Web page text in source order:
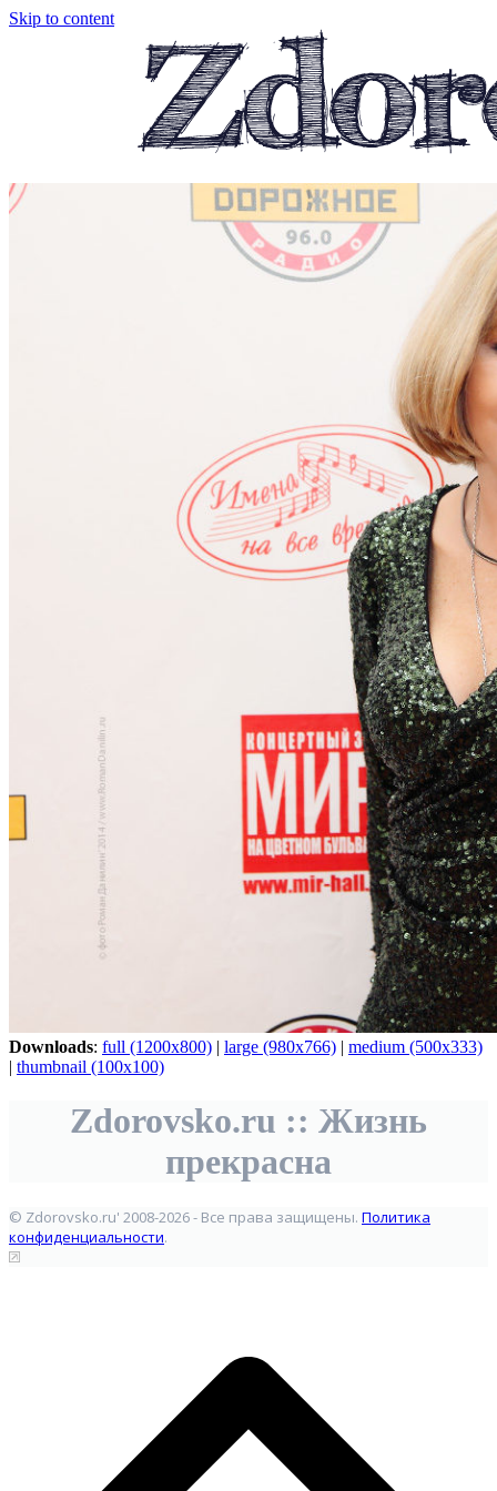
Skip to content
Downloads: full (1200x800) | large (980x766) | medium (500x333)
| thumbnail (100x100)
Zdorovsko.ru :: Жизнь
прекрасна
© Zdorovsko.ru' 2008-2026 - Все права защищены. Политика
конфиденциальности.